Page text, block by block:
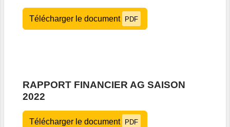
Télécharger le document PDF
RAPPORT FINANCIER AG SAISON
2022
Télécharger le document PDF